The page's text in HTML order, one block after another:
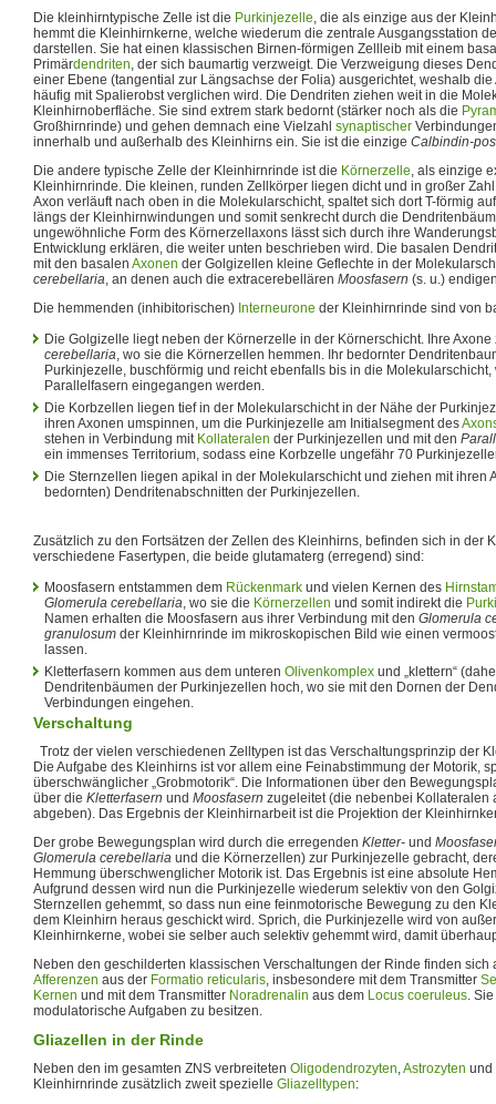
Die kleinhirntypische Zelle ist die Purkinjezelle, die als einzige aus der
hemmt die Kleinhirnkerne, welche wiederum die zentrale Ausgangsstation
darstellen. Sie hat einen klassischen Birnen-förmigen Zellleib mit einem
Primärdendriten, der sich baumartig verzweigt. Die Verzweigung dieses
einer Ebene (tangential zur Längsachse der Folia) ausgerichtet, weshalb
häufig mit Spalierobst verglichen wird. Die Dendriten ziehen weit in die
Kleinhirnoberfläche. Sie sind extrem stark bedornt (stärker noch als die
Großhirnrinde) und gehen demnach eine Vielzahl synaptischer
innerhalb und außerhalb des Kleinhirns ein. Sie ist die einzige Calbindin-
Die andere typische Zelle der Kleinhirnrinde ist die Körnerzelle, als einzige
Kleinhirnrinde. Die kleinen, runden Zellkörper liegen dicht und in großer
Axon verläuft nach oben in die Molekularschicht, spaltet sich dort T-förmig
längs der Kleinhirnwindungen und somit senkrecht durch die
ungewöhnliche Form des Körnerzellaxons lässt sich durch ihre
Entwicklung erklären, die weiter unten beschrieben wird. Die basalen
mit den basalen Axonen der Golgizellen kleine Geflechte in der
cerebellaria, an denen auch die extracerebellären Moosfasern (s. u.)
Die hemmenden (inhibitorischen) Interneurone der Kleinhirnrinde sind von
Die Golgizelle liegt neben der Körnerzelle in der Körnerschicht. Ihre
cerebellaria, wo sie die Körnerzellen hemmen. Ihr bedornter
Purkinjezelle, buschförmig und reicht ebenfalls bis in die
Parallelfasern eingegangen werden.
Die Korbzellen liegen tief in der Molekularschicht in der Nähe der
ihren Axonen umspinnen, um die Purkinjezelle am Initialsegment des
stehen in Verbindung mit Kollateralen der Purkinjezellen und mit den
ein immenses Territorium, sodass eine Korbzelle ungefähr 70
Die Sternzellen liegen apikal in der Molekularschicht und ziehen mit ihren
bedornten) Dendritenabschnitten der Purkinjezellen.
Zusätzlich zu den Fortsätzen der Zellen des Kleinhirns, befinden sich in der
verschiedene Fasertypen, die beide glutamaterg (erregend) sind:
Moosfasern entstammen dem Rückenmark und vielen Kernen des
Glomerula cerebellaria, wo sie die Körnerzellen und somit indirekt die
Namen erhalten die Moosfasern aus ihrer Verbindung mit den Glomerula
granulosum der Kleinhirnrinde im mikroskopischen Bild wie einen
lassen.
Kletterfasern kommen aus dem unteren Olivenkomplex und „klettern“
Dendritenbäumen der Purkinjezellen hoch, wo sie mit den Dornen der
Verbindungen eingehen.
Verschaltung
Trotz der vielen verschiedenen Zelltypen ist das Verschaltungsprinzip der
Die Aufgabe des Kleinhirns ist vor allem eine Feinabstimmung der Motorik,
überschwänglicher „Grobmotorik“. Die Informationen über den
über die Kletterfasern und Moosfasern zugeleitet (die nebenbei Kollateralen
abgeben). Das Ergebnis der Kleinhirnarbeit ist die Projektion der
Der grobe Bewegungsplan wird durch die erregenden Kletter- und
Glomerula cerebellaria und die Körnerzellen) zur Purkinjezelle gebracht,
Hemmung überschwenglicher Motorik ist. Das Ergebnis ist eine absolute
Aufgrund dessen wird nun die Purkinjezelle wiederum selektiv von den
Sternzellen gehemmt, so dass nun eine feinmotorische Bewegung zu den
dem Kleinhirn heraus geschickt wird. Sprich, die Purkinjezelle wird von
Kleinhirnkerne, wobei sie selber auch selektiv gehemmt wird, damit
Neben den geschilderten klassischen Verschaltungen der Rinde finden sich
Afferenzen aus der Formatio reticularis, insbesondere mit dem Transmitter
Kernen und mit dem Transmitter Noradrenalin aus dem Locus coeruleus.
modulatorische Aufgaben zu besitzen.
Gliazellen in der Rinde
Neben den im gesamten ZNS verbreiteten Oligodendrozyten,Astrozyten und
Kleinhirnrinde zusätzlich zweit spezielle Gliazelltypen: